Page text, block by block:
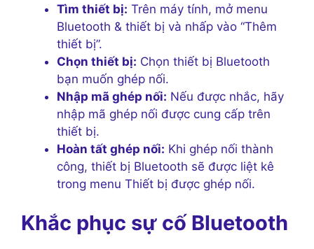
Tìm thiết bị: Trên máy tính, mở menu
Bluetooth & thiết bị và nhấp vào “Thêm
thiết bị”.
Chọn thiết bị: Chọn thiết bị Bluetooth
bạn muốn ghép nối.
Nhập mã ghép nối: Nếu được nhắc, hãy
nhập mã ghép nối được cung cấp trên
thiết bị.
Hoàn tất ghép nối: Khi ghép nối thành
công, thiết bị Bluetooth sẽ được liệt kê
trong menu Thiết bị được ghép nối.
Khắc phục sự cố Bluetooth